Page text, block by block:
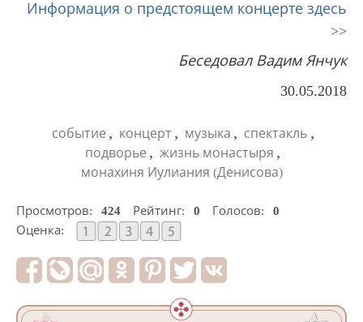
Информация о предстоящем концерте здесь
>>
Беседовал Вадим Янчук
30.05.2018
событие , концерт , музыка , спектакль ,
подворье , жизнь монастыря ,
монахиня Иулиания (Денисова)
Просмотров: 424 Рейтинг: 0 Голосов:
0
Оценка: